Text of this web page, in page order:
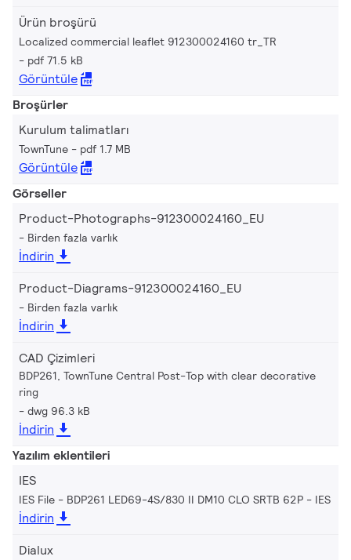
Ürün broşürü
Localized commercial leaflet 912300024160 tr_TR
pdf 71.5 kB
Görüntüle
Broşürler
Kurulum talimatları
TownTune pdf 1.7 MB
Görüntüle
Görseller
Product-Photographs-912300024160_EU
Birden fazla varlık
İndirin
Product-Diagrams-912300024160_EU
Birden fazla varlık
İndirin
CAD Çizimleri
BDP261, TownTune Central Post-Top with clear decorative
ring
dwg 96.3 kB
İndirin
Yazılım eklentileri
IES
IES File - BDP261 LED69-4S/830 II DM10 CLO SRTB 62P IES
İndirin
Dialux